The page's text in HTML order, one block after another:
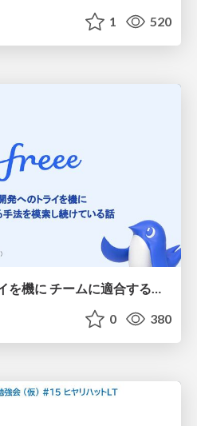
1 520
仕様駆動開発へのトライを機に チームに適合する手法を模索し続けている話
0 380